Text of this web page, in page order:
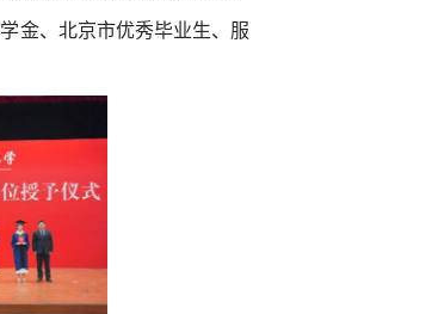
金、北京市优秀毕业生、服